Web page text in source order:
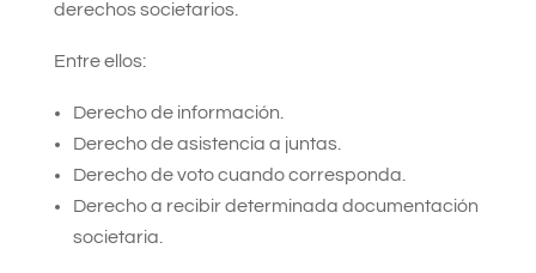
derechos societarios.
Entre ellos:
Derecho de información.
Derecho de asistencia a juntas.
Derecho de voto cuando corresponda.
Derecho a recibir determinada documentación
societaria.